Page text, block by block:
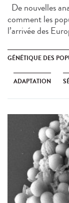
De nouvelles
comment les
l’arrivée des
GÉNÉTIQUE DES
ADAPTATION